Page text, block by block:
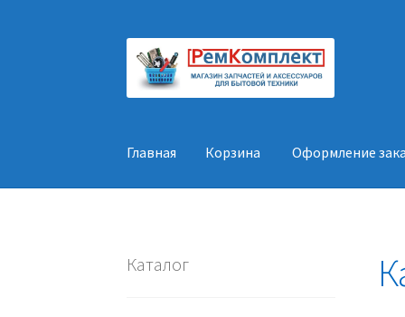
Перейти
навигации
Перейти
содержимому
Главная Корзина Оформление
Каталог